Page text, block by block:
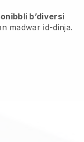
b’diversi
madwar id-dinja.